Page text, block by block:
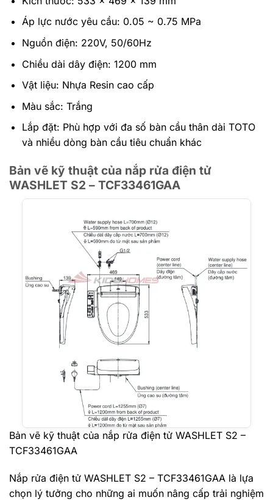
Áp lực nước yêu cầu: 0.05 ~ 0.75 MPa
Nguồn điện: 220V, 50/60Hz
Chiều dài dây điện: 1200 mm
Vật liệu: Nhựa Resin cao cấp
Màu sắc: Trắng
Lắp đặt: Phù hợp với đa số bàn cầu thân dài TOTO
và nhiều dòng bàn cầu tiêu chuẩn khác
Bản vẽ kỹ thuật của nắp rửa điện tử
WASHLET S2 – TCF33461GAA
Bản vẽ kỹ thuật của nắp rửa điện tử WASHLET S2 –
TCF33461GAA
Nắp rửa điện tử WASHLET S2 – TCF33461GAA là lựa
chọn lý tưởng cho những ai muốn nâng cấp trải nghiệm